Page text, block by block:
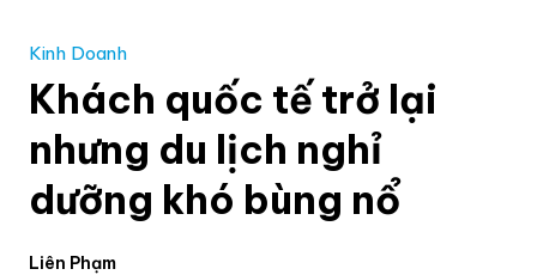
Kinh Doanh
Khách quốc tế trở lại
nhưng du lịch nghỉ
dưỡng khó bùng nổ
Liên Phạm